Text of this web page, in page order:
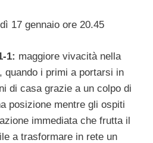
17 gennaio ore 20.45
1: maggiore vivacità nella
quando i primi a portarsi in
di casa grazie a un colpo di
posizione mentre gli ospiti
immediata che frutta il
a trasformare in rete un